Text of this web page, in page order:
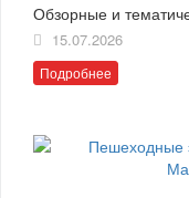
Обзорные и
15.07.2026
Подробнее